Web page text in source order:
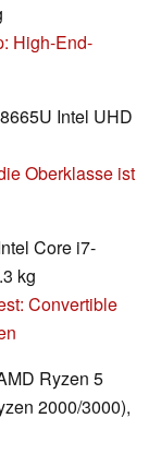
High-End-
Intel UHD
Oberklasse ist
Core i7-
kg
Convertible
Ryzen 5
2000/3000),